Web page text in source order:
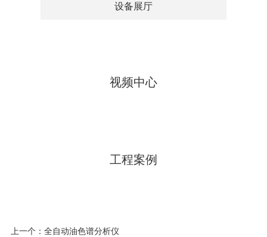
设备展厅
视频中心
工程案例
上一个：全自动油色谱分析仪